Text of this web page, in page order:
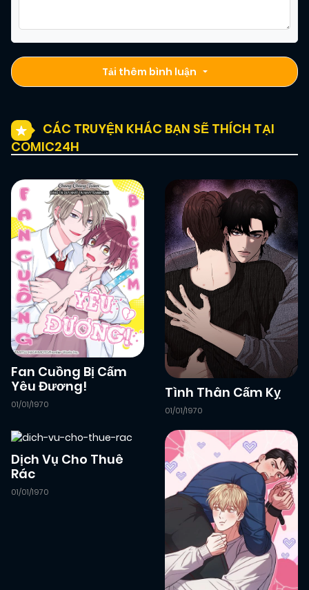
Tải thêm bình luận
CÁC TRUYỆN KHÁC BẠN SẼ THÍCH TẠI
COMIC24H
Fan Cuồng Bị Cấm
Yêu Đương!
01/01/1970
Tình Thân Cấm Kỵ
01/01/1970
Dịch Vụ Cho Thuê
Rác
01/01/1970